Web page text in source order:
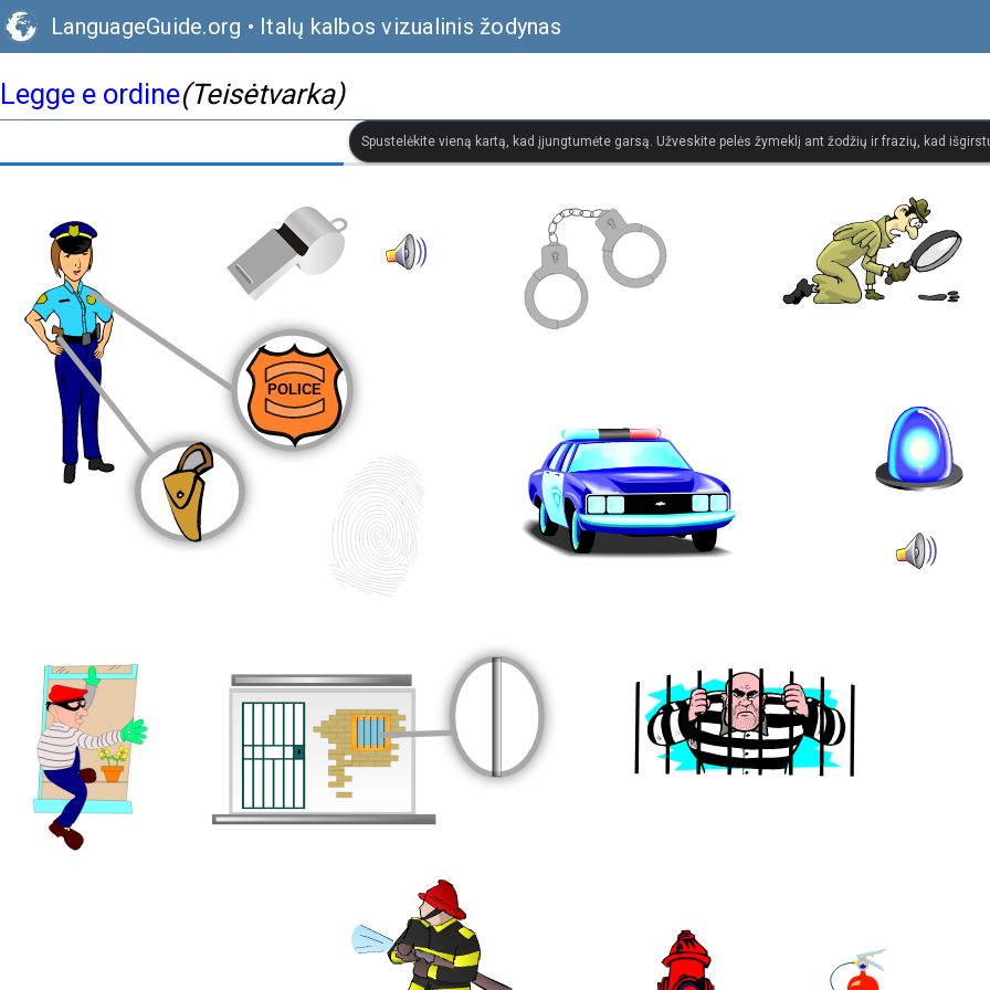
LanguageGuide.org • Italų kalbos vizualinis žodynas
Legge e ordine(Teisėtvarka)
Spustelėkite vieną kartą, kad įjungtumėte garsą. Užveskite pelės žymeklį ant žodžių ir frazių, kad